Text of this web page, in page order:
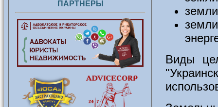
ПАРТНЕРЫ
Виды